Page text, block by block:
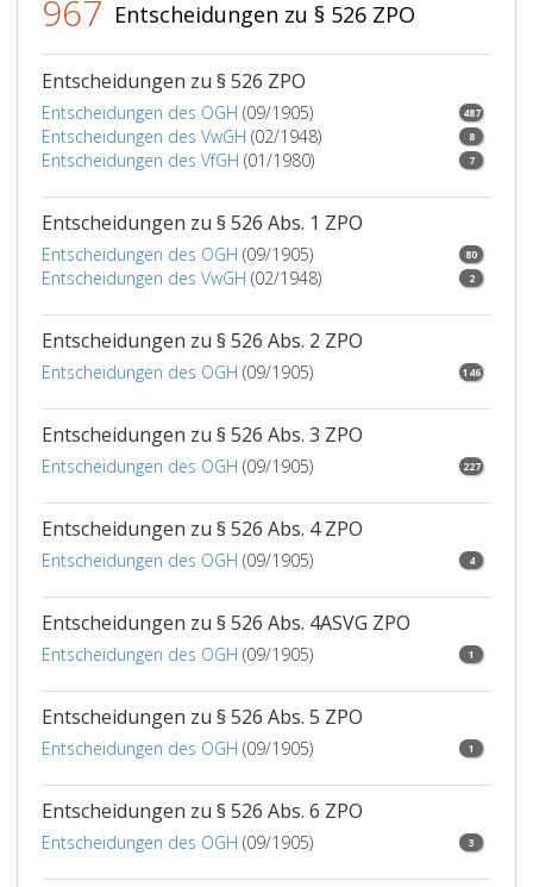
967 Entscheidungen zu § 526 ZPO
Entscheidungen zu § 526 ZPO
Entscheidungen des OGH (09/1905) 487
Entscheidungen des VwGH (02/1948) 8
Entscheidungen des VfGH (01/1980) 7
Entscheidungen zu § 526 Abs. 1 ZPO
Entscheidungen des OGH (09/1905) 80
Entscheidungen des VwGH (02/1948) 2
Entscheidungen zu § 526 Abs. 2 ZPO
Entscheidungen des OGH (09/1905) 146
Entscheidungen zu § 526 Abs. 3 ZPO
Entscheidungen des OGH (09/1905) 227
Entscheidungen zu § 526 Abs. 4 ZPO
Entscheidungen des OGH (09/1905) 4
Entscheidungen zu § 526 Abs. 4ASVG ZPO
Entscheidungen des OGH (09/1905) 1
Entscheidungen zu § 526 Abs. 5 ZPO
Entscheidungen des OGH (09/1905) 1
Entscheidungen zu § 526 Abs. 6 ZPO
Entscheidungen des OGH (09/1905) 3